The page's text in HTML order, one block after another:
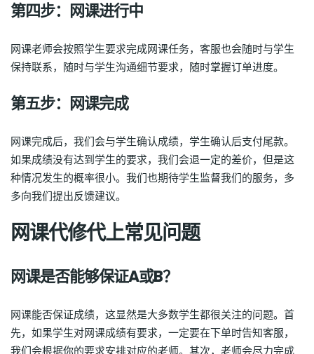
第四步：网课进行中
网课老师会按照学生要求完成网课任务，客服也会随时与学生
保持联系，随时与学生沟通细节要求，随时掌握订单进度。
第五步：网课完成
网课完成后，我们会与学生确认成绩，学生确认后支付尾款。
如果成绩没有达到学生的要求，我们会退一定的差价，但是这
种情况发生的概率很小。我们也期待学生监督我们的服务，多
多向我们提出反馈建议。
网课代修代上常见问题
网课是否能够保证A或B？
网课能否保证成绩，这显然是大多数学生都很关注的问题。首
先，如果学生对网课成绩有要求，一定要在下单时告知客服，
我们会根据你的要求安排对应的老师。其次，老师会尽力完成